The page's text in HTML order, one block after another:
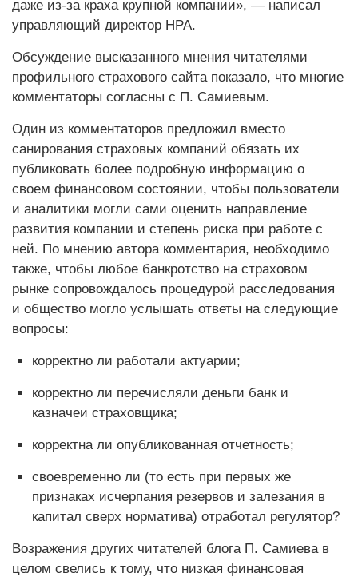
даже из-за краха крупной компании», — написал
управляющий директор НРА.
Обсуждение высказанного мнения читателями
профильного страхового сайта показало, что многие
комментаторы согласны с П. Самиевым.
Один из комментаторов предложил вместо
санирования страховых компаний обязать их
публиковать более подробную информацию о
своем финансовом состоянии, чтобы пользователи
и аналитики могли сами оценить направление
развития компании и степень риска при работе с
ней. По мнению автора комментария, необходимо
также, чтобы любое банкротство на страховом
рынке сопровождалось процедурой расследования
и общество могло услышать ответы на следующие
вопросы:
корректно ли работали актуарии;
корректно ли перечисляли деньги банк и
казначеи страховщика;
корректна ли опубликованная отчетность;
своевременно ли (то есть при первых же
признаках исчерпания резервов и залезания в
капитал сверх норматива) отработал регулятор?
Возражения других читателей блога П. Самиева в
целом свелись к тому, что низкая финансовая